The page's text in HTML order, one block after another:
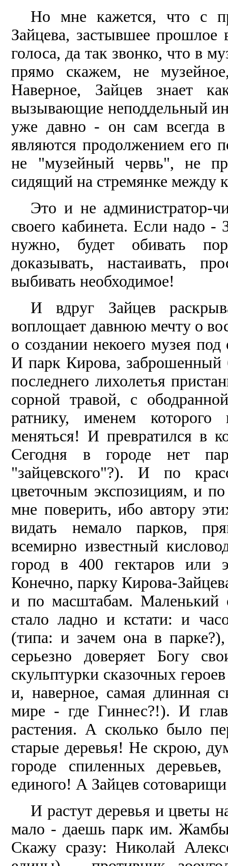
Но мне кажется, что с
Зайцева, зас­тывшее прошлое
голоса, да так звонко, что в
прямо скажем, не
Наверное, Зайцев знает
вызывающие неподдель­ный
уже давно - он сам всегда
являются продолжением его
не "музейный червь", не
сидящий на стремянке между
Это и не администратор-
своего кабинета. Если надо
нужно, будет обивать
доказывать, настаивать,
выбивать необходимое!
И вдруг Зайцев
воплощает давнюю мечту о
о создании некоего музея
И парк Кирова,
пос­леднего лихолетья
сорной травой, с
ратнику, именем
меняться! И превратился в
Сегодня в городе нет
"зайцевского"?). И по
цветочным экспозициям, и
мне поверить, ибо автору
видать немало парков,
всемирно известный
город в 400 гек­таров или
Конечно, парку Киро­ва-
и по масштабам. Ма­ленький
стало ладно и кстати: и
(типа: и зачем она в
серьезно доверяет Богу
скульптурки сказочных
и, наверное, самая длинная
мире - где Гиннес?!). И
растения. А сколько было
старые деревья! Не скрою,
городе спиленных
единого! А Зайцев
И растут деревья и цветы
мало - даешь парк им.
Скажу сразу: Николай